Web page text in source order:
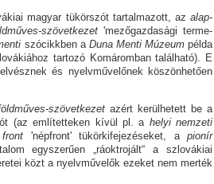
tükörszót tartalmazott, az alap­
szövetkezet'mezőgazdasági terme­
szócikkben a Duna Menti Múzeumpélda
tartozó Ko­má­rom­ban található). E
és nyelvművelőnek köszönhetően
szövetkezetazért kerülhetett be a
(az említetteken kívül pl. a helyi nemzeti
'népfront' tükörkifejezéseket, apionír
egyszerűen „ráoktrojált“ a szlovákiai
közt a nyelvművelők ezeket nem merték